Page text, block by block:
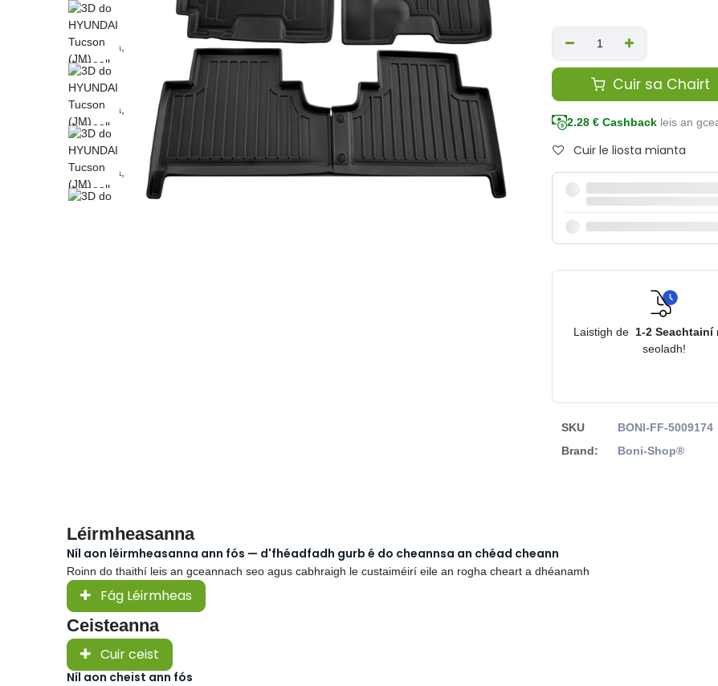
Cuir sa Chairt
2.28 € Cashback leis an
Cuir le liosta mianta
Laistigh de 1-2 Seachtainí
seoladh!
SKU
BONI-FF-5009174
Brand:
Boni-Shop®
Léirmheasanna
Níl aon léirmheasanna ann fós — d'fhéadfadh gurb é do cheannsa an chéad cheann
Roinn do thaithí leis an gceannach seo agus cabhraigh le custaiméirí eile an rogha cheart a dhéanamh
Fág Léirmheas
Ceisteanna
Cuir ceist
Níl aon cheist ann fós